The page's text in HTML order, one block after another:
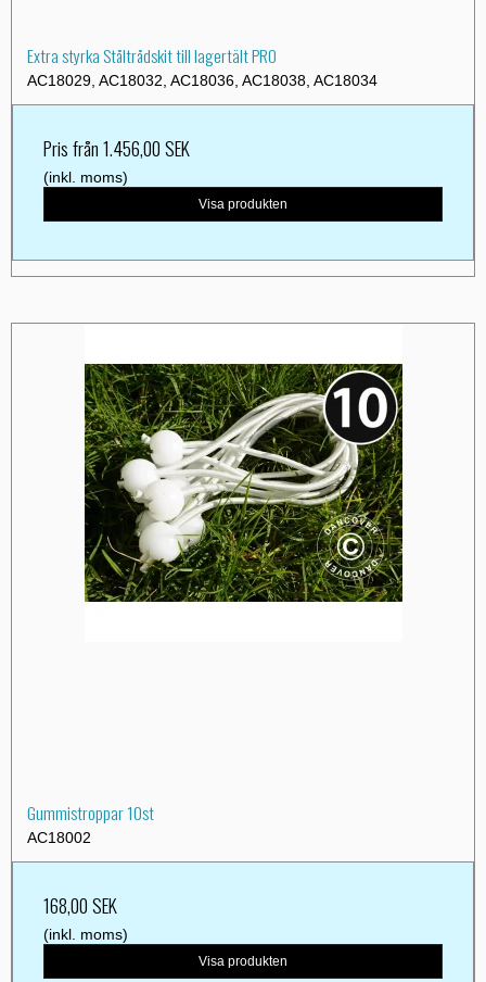
Extra styrka Ståltrådskit till lagertält PRO
AC18029, AC18032, AC18036, AC18038, AC18034
Pris från1.456,00 SEK
(inkl. moms)
Visa produkten
Gummistroppar 10st
AC18002
168,00 SEK
(inkl. moms)
Visa produkten